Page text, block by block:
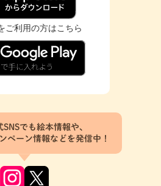
ご利用の方はこちら
SNSでも絵本情報や、
ペーン情報などを発信中！